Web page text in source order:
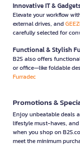
Innovative IT &
Elevate your workflow
external drives, and
carefully selected for
Functional & Stylish
B2S also offers
or office—like foldable
Furradec
Promotions &
Enjoy unbeatable deals
lifestyle must-haves,
when you shop on
meet the minimum